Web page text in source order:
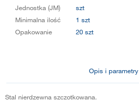
Jednostka (JM)
szt
Minimalna ilość
1 szt
Opakowanie
20 szt
Opis i parametry
Stal nierdzewna szczotkowana.